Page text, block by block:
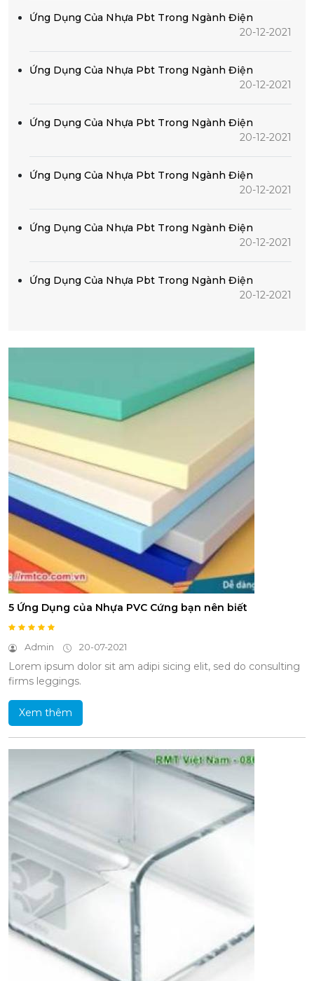
Ứng Dụng Của Nhựa Pbt Trong Ngành Điện
20-12-2021
Ứng Dụng Của Nhựa Pbt Trong Ngành Điện
20-12-2021
Ứng Dụng Của Nhựa Pbt Trong Ngành Điện
20-12-2021
Ứng Dụng Của Nhựa Pbt Trong Ngành Điện
20-12-2021
Ứng Dụng Của Nhựa Pbt Trong Ngành Điện
20-12-2021
Ứng Dụng Của Nhựa Pbt Trong Ngành Điện
20-12-2021
5 Ứng Dụng của Nhựa PVC Cứng bạn nên biết
Admin 20-07-2021
Lorem ipsum dolor sit am adipi sicing elit, sed do consulting
firms leggings.
Xem thêm